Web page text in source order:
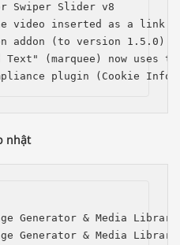
Swiper Slider v8
video inserted as a link in
addon (to version 1.5.0)
Text" (marquee) now
plugin (Cookie
nhật
Generator & Media
Generator & Media